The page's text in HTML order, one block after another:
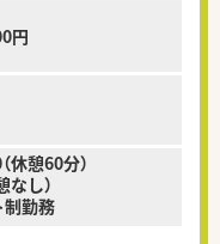
円
休憩60分）
し）
勤務